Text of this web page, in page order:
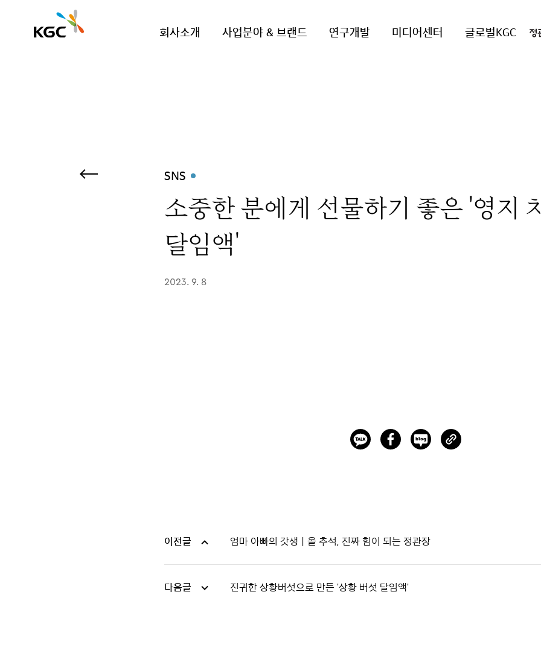
회사소개 사업분야 & 브랜드 연구개발 미디어센터 글로벌KGC
SNS
소중한 분에게 선물하기 좋은 '영지
달임액'
2023. 9. 8
이전글 엄마 아빠의 갓생ㅣ올 추석, 진짜 힘이 되는 정관장
다음글 진귀한 상황버섯으로 만든 '상황 버섯 달임액'